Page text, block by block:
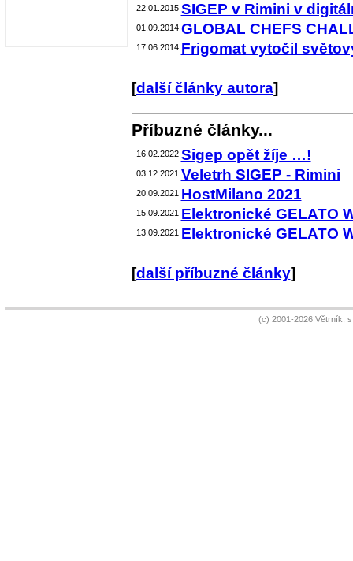
22.01.2015 SIGEP v Rimini v
01.09.2014 GLOBAL CHEFS
17.06.2014 Frigomat vytočil
[další články autora]
Příbuzné články...
16.02.2022 Sigep opět žíje …!
03.12.2021 Veletrh SIGEP - Rimini
20.09.2021 HostMilano 2021
15.09.2021 Elektronické GELATO
13.09.2021 Elektronické GELATO
[další příbuzné články]
(c) 2001-2026 Větrník,